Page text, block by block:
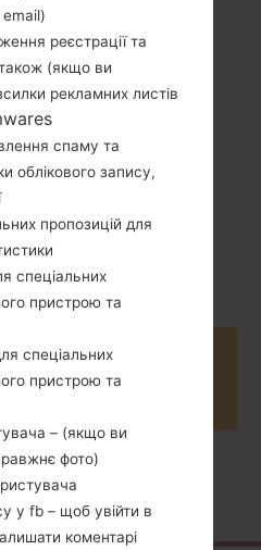
Зємний Li-Ion
1500 mAh
on Amazon
LG Marquee
email)
реєстрації та
(якщо ви
рекламних листів
спаму та
облікового запису,
пропозицій для
спеціальних
пристрою та
спеціальних
пристрою та
– (якщо ви
фото)
у fb – щоб увійти в
коментарі